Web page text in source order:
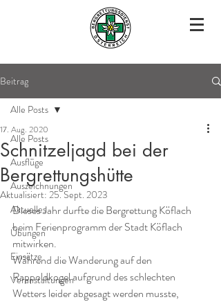
Beitrag
Alle Posts
Ausflüge
Auszeichnungen
Aktuelles
Übungen
Einsätze
Veranstaltungen
Alle Posts
Schnitzeljagd bei der
Bergrettungshütte
17. Aug. 2020
Aktualisiert: 25. Sept. 2023
Dieses Jahr durfte die Bergrettung Köflach
beim Ferienprogramm der Stadt Köflach
mitwirken.
Während die Wanderung auf den
Rappoldkogel aufgrund des schlechten
Wetters leider abgesagt werden musste,